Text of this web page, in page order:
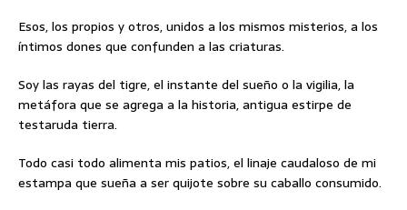
Esos, los propios y otros, unidos a los mismos misterios, a los
íntimos dones que confunden a las criaturas.
Soy las rayas del tigre, el instante del sueño o la vigilia, la
metáfora que se agrega a la historia, antigua estirpe de
testaruda tierra.
Todo casi todo alimenta mis patios, el linaje caudaloso de mi
estampa que sueña a ser quijote sobre su caballo consumido.